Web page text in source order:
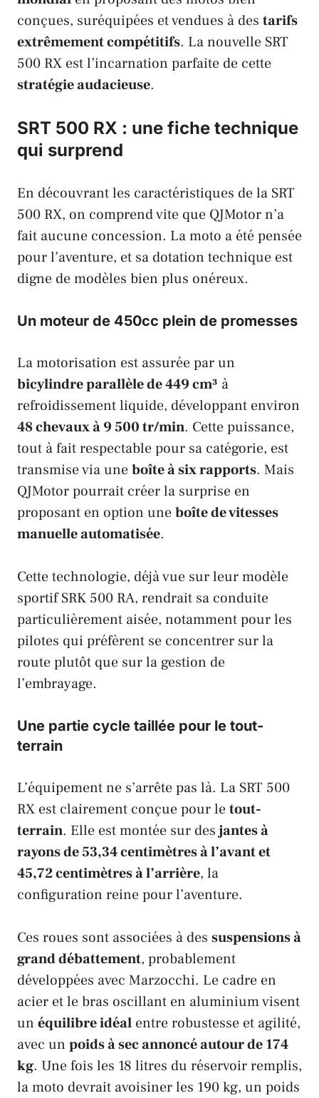
conçues, suréquipées et vendues à des tarifs
extrêmement compétitifs. La nouvelle SRT
500 RX est l’incarnation parfaite de cette
stratégie audacieuse.
SRT 500 RX : une fiche technique
qui surprend
En découvrant les caractéristiques de la SRT
500 RX, on comprend vite que QJMotorn’a
fait aucune concession. La moto a été pensée
pour l’aventure, et sa dotation technique est
digne de modèles bien plus onéreux.
Un moteur de 450cc plein de promesses
La motorisation est assurée par un
bicylindre parallèle de 449 cm³ à
refroidissement liquide, développant environ
48 chevaux à 9 500 tr/min. Cette puissance,
tout à fait respectable pour sa catégorie, est
transmise via uneboîte à six rapports. Mais
QJMotorpourrait créer la surprise en
proposant en option uneboîte de vitesses
manuelle automatisée.
Cette technologie, déjà vue sur leur modèle
sportifSRK 500 RA, rendrait sa conduite
particulièrement aisée, notamment pour les
pilotes qui préfèrent se concentrer sur la
route plutôt que sur la gestion de
l’embrayage.
Une partie cycle taillée pour le tout-
terrain
L’équipement ne s’arrête pas là. La SRT 500
RX est clairement conçue pour letout-
terrain. Elle est montée sur des jantes à
rayons de 53,34 centimètres à l’avant et
45,72 centimètres à l’arrière, la
configuration reine pour l’aventure.
Ces roues sont associées à des suspensions à
grand débattement, probablement
développées avec Marzocchi. Le cadre en
acier et le bras oscillant en aluminium visent
un équilibre idéal entre robustesse et agilité,
avec un poids à sec annoncé autour de 174
kg. Une fois les 18 litres du réservoir remplis,
la moto devrait avoisiner les 190 kg, un poids